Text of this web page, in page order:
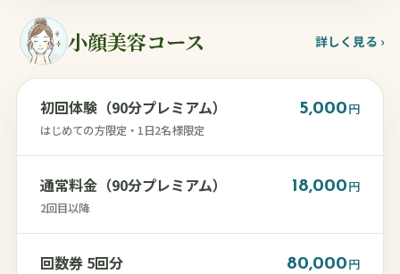
小顔美容コース 詳しく見る ›
初回体験（90分プレミアム）
はじめての方限定・1日2名様限定
5,000円
通常料金（90分プレミアム）
2回目以降
18,000円
回数券 5回分 80,000円